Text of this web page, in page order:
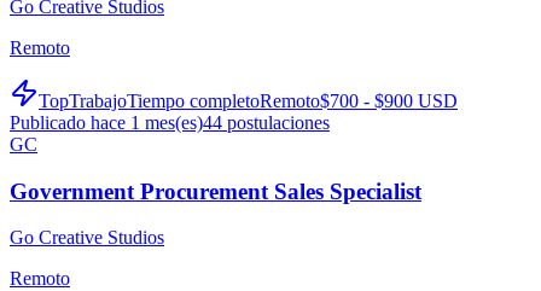
Go Creative Studios
Remoto
TopTrabajoTiempo completoRemoto$700 - $900 USD
Publicado hace 1 mes(es)44 postulaciones
GC
Government Procurement Sales Specialist
Go Creative Studios
Remoto